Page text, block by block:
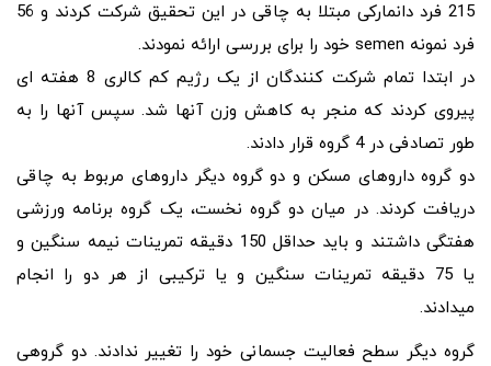
215 فرد دانمارکی مبتلا به چاقی در این تحقیق شرکت کردند و 56
فرد نمونه semen خود را برای بررسی ارائه نمودند.
در ابتدا تمام شرکت کنندگان از یک رژیم کم کالری 8 هفته ای
پیروی کردند که منجر به کاهش وزن آنها شد. سپس آنها را به
طور تصادفی در 4 گروه قرار دادند.
دو گروه داروهای مسکن و دو گروه دیگر داروهای مربوط به چاقی
دریافت کردند. در میان دو گروه نخست، یک گروه برنامه ورزشی
هفتگی داشتند و باید حداقل 150 دقیقه تمرینات نیمه سنگین و
یا 75 دقیقه تمرینات سنگین و یا ترکیبی از هر دو را انجام
میدادند.
گروه دیگر سطح فعالیت جسمانی خود را تغییر ندادند. دو گروهی